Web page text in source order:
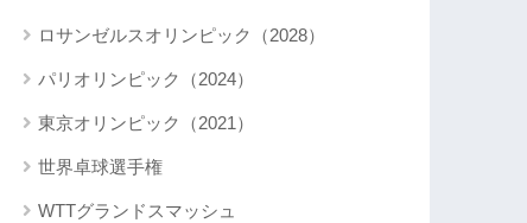
ロサンゼルスオリンピック（2028）
パリオリンピック（2024）
東京オリンピック（2021）
世界卓球選手権
WTTグランドスマッシュ